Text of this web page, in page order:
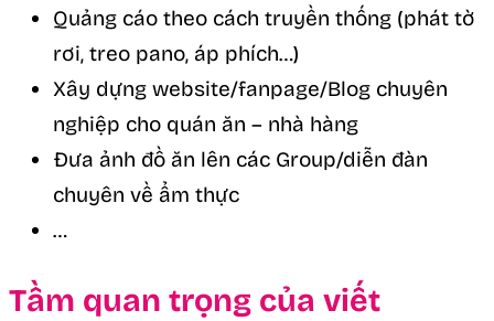
Quảng cáo theo cách truyền thống (phát tờ
rơi, treo pano, áp phích…)
Xây dựng website/fanpage/Blog chuyên
nghiệp cho quán ăn – nhà hàng
Đưa ảnh đồ ăn lên các Group/diễn đàn
chuyên về ẩm thực
…
Tầm quan trọng của viết